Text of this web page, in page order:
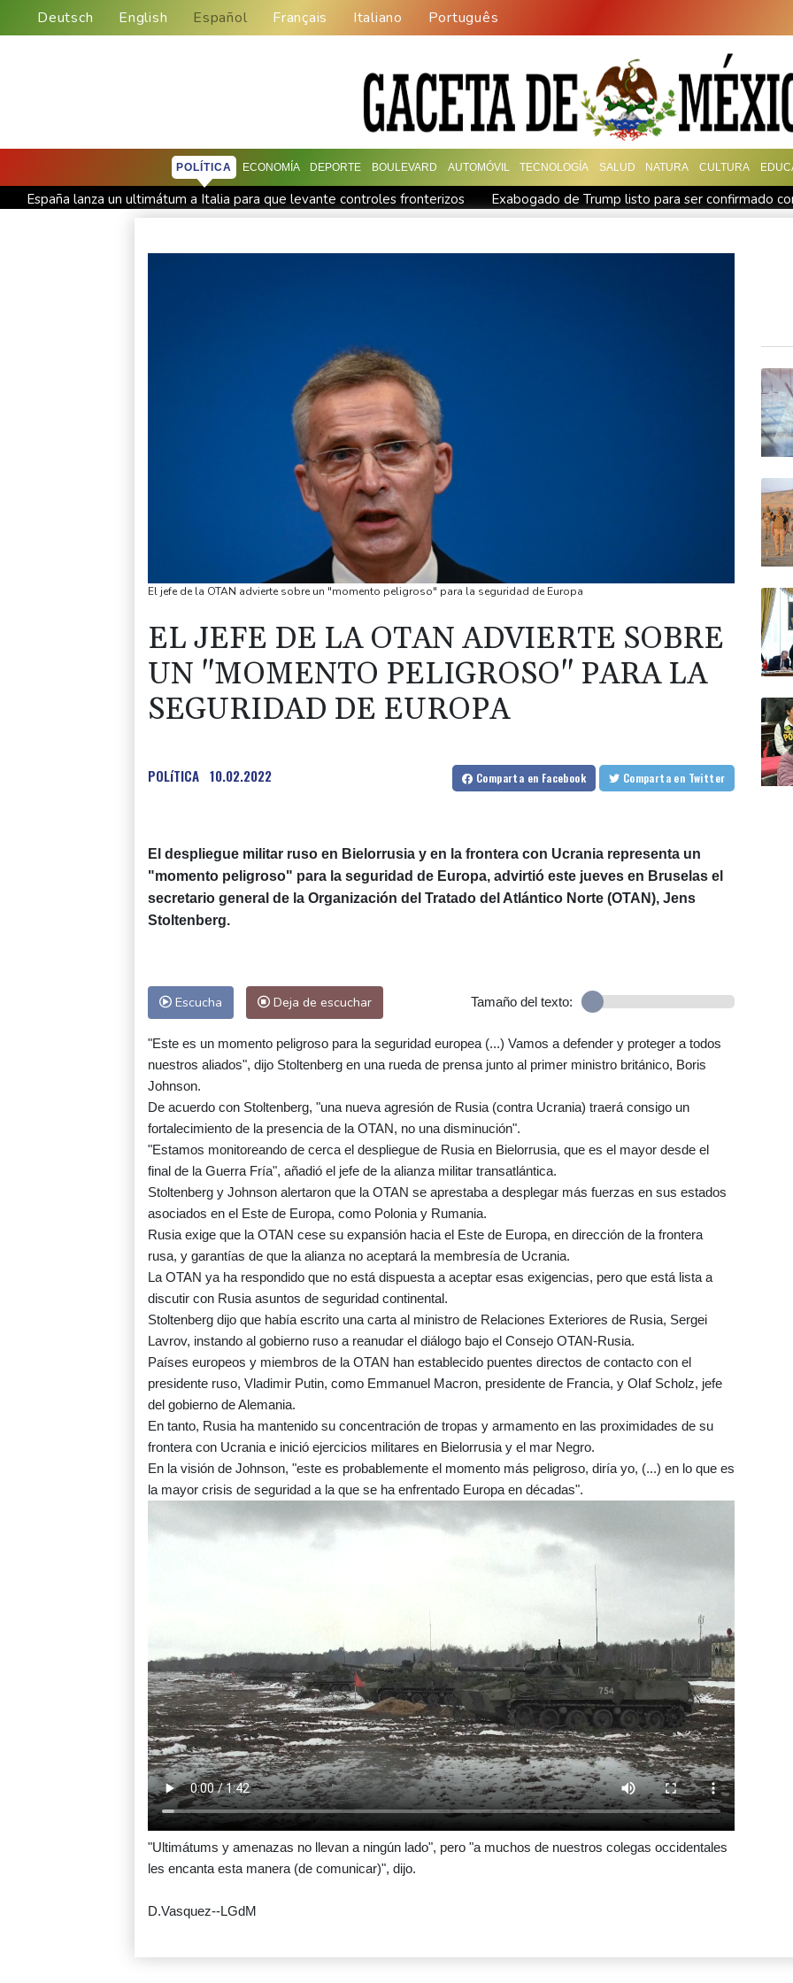
Deutsch English Español Français Italiano Português
POLÍTICA ECONOMÍA DEPORTE BOULEVARD AUTOMÓVIL TECNOLOGÍA SALUD NATURA CULTURA
España lanza un ultimátum a Italia para que levante controles fronterizos
Exabogado de Trump listo para ser confirmado
La OMS propone probar en RDC una vacuna ya existente contra otra cepa del ébola
Arabia Saudita, Pakistán y Turquía
El jefe de la OTAN advierte sobre un "momento peligroso" para la seguridad de Europa
EL JEFE DE LA OTAN ADVIERTE SOBRE
UN "MOMENTO PELIGROSO" PARA LA
SEGURIDAD DE EUROPA
POLíTICA 10.02.2022 Comparta en Facebook Comparta en Twitter
El despliegue militar ruso en Bielorrusia y en la frontera con Ucrania representa un
"momento peligroso" para la seguridad de Europa, advirtió este jueves en Bruselas el
secretario general de la Organización del Tratado del Atlántico Norte (OTAN), Jens
Stoltenberg.
Escucha Deja de escuchar Tamaño del texto:
"Este es un momento peligroso para la seguridad europea (...) Vamos a defender y proteger a todos
nuestros aliados", dijo Stoltenberg en una rueda de prensa junto al primer ministro británico, Boris
Johnson.
De acuerdo con Stoltenberg, "una nueva agresión de Rusia (contra Ucrania) traerá consigo un
fortalecimiento de la presencia de la OTAN, no una disminución".
"Estamos monitoreando de cerca el despliegue de Rusia en Bielorrusia, que es el mayor desde el
final de la Guerra Fría", añadió el jefe de la alianza militar transatlántica.
Stoltenberg y Johnson alertaron que la OTAN se aprestaba a desplegar más fuerzas en sus estados
asociados en el Este de Europa, como Polonia y Rumania.
Rusia exige que la OTAN cese su expansión hacia el Este de Europa, en dirección de la frontera
rusa, y garantías de que la alianza no aceptará la membresía de Ucrania.
La OTAN ya ha respondido que no está dispuesta a aceptar esas exigencias, pero que está lista a
discutir con Rusia asuntos de seguridad continental.
Stoltenberg dijo que había escrito una carta al ministro de Relaciones Exteriores de Rusia, Sergei
Lavrov, instando al gobierno ruso a reanudar el diálogo bajo el Consejo OTAN-Rusia.
Países europeos y miembros de la OTAN han establecido puentes directos de contacto con el
presidente ruso, Vladimir Putin, como Emmanuel Macron, presidente de Francia, y Olaf Scholz, jefe
del gobierno de Alemania.
En tanto, Rusia ha mantenido su concentración de tropas y armamento en las proximidades de su
frontera con Ucrania e inició ejercicios militares en Bielorrusia y el mar Negro.
En la visión de Johnson, "este es probablemente el momento más peligroso, diría yo, (...) en lo que es
la mayor crisis de seguridad a la que se ha enfrentado Europa en décadas".
"Ultimátums y amenazas no llevan a ningún lado", pero "a muchos de nuestros colegas occidentales
les encanta esta manera (de comunicar)", dijo.
D.Vasquez--LGdM